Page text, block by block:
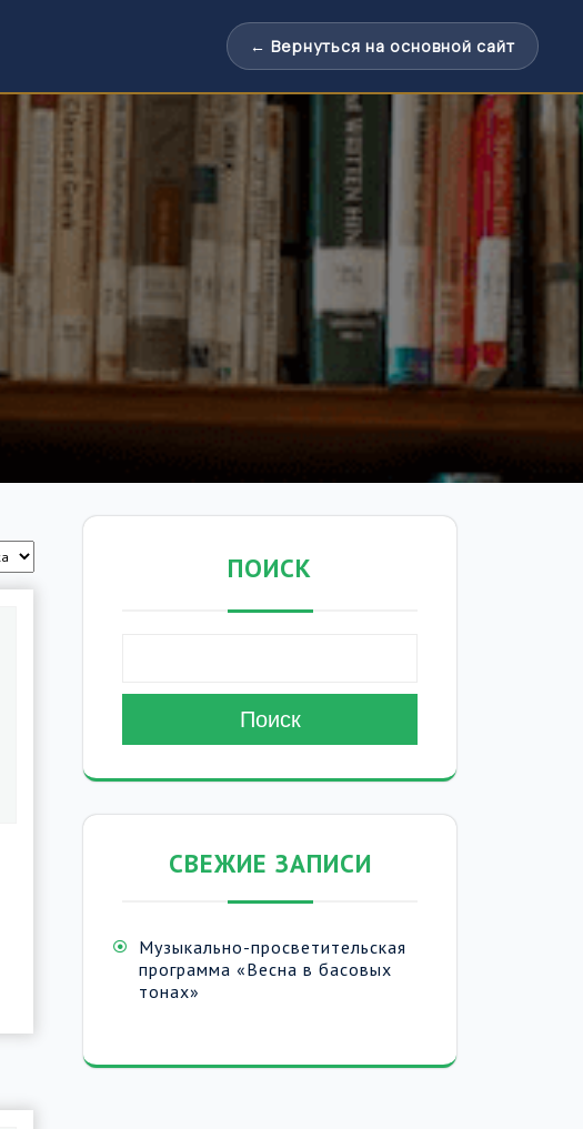
← Вернуться на основной сайт
ПОИСК
Поиск
СВЕЖИЕ ЗАПИСИ
Музыкально-просветительская
программа «Весна в басовых
тонах»